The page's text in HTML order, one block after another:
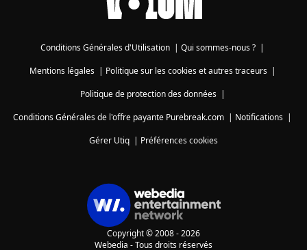
Conditions Générales d'Utilisation | Qui sommes-nous ? |
Mentions légales| Politique sur les cookies et autres traceurs|
Politique de protection des données|
Conditions Générales de l'offre payante Purebreak.com | Notifications |
Gérer Utiq | Préférences cookies
Copyright © 2008 - 2026
Webedia - Tous droits réservés